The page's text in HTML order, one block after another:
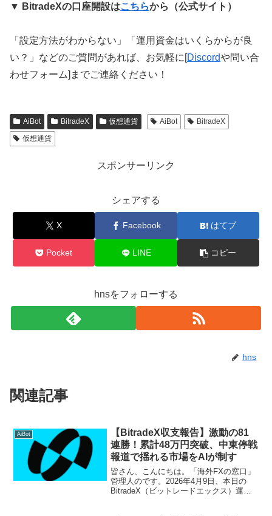
▼ BitradeXの口座開設はこちらから（公式サイト）
「設定方法がわからない」「運用資金はいくらからが良
い？」などのご質問があれば、お気軽に[ Discordや問い合
わせフォーム]までご連絡ください！
AiBot BitradeX 仮想通貨 AiBot
BitradeX
仮想通貨
スポンサーリンク
シェアする
X Facebook はてブ
Pocket LINE コピー
hnsをフォローする
hns
関連記事
AiBot
【BitradeX収支報告】激動の81
連勝！累計48万円突破、中東停戦
報道で揺れる市場をAIが制す
皆さん、こんにちは。「海外FXの窓口」
管理人のです。2026年4月9日、本日の
BitradeX（ビットレードエックス）運用